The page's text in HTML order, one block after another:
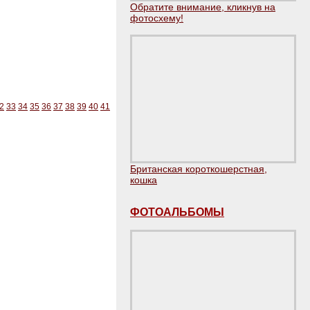
33 34 35 36 37 38 39 40 41
Обратите внимание, кликнув на
фотосхему!
Британская короткошерстная,
кошка
ФОТОАЛЬБОМЫ